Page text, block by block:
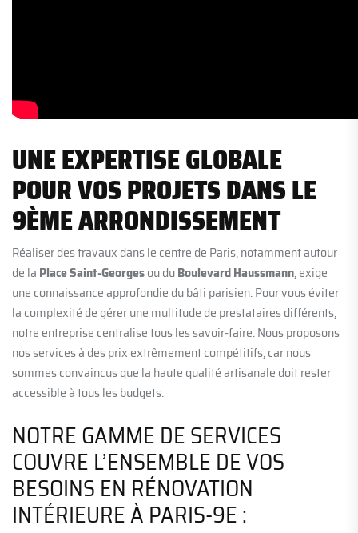
UNE EXPERTISE GLOBALE
POUR VOS PROJETS DANS LE
9ÈME ARRONDISSEMENT
Réaliser des travaux dans le centre de Paris, notamment autour
de la Place Saint-Georgesou duBoulevard Haussmann, exige
une connaissance approfondie du bâti parisien. Pour vous éviter
la complexité de gérer une multitude de prestataires différents,
notre entreprise centralise tous les savoir-faire. Nous proposons
nos services à des prix extrêmement compétitifs, car nous
sommes convaincus que la haute qualité artisanale doit rester
accessible à tous les budgets.
NOTRE GAMME DE SERVICES
COUVRE L’ENSEMBLE DE VOS
BESOINS EN RÉNOVATION
INTÉRIEURE À PARIS-9E :